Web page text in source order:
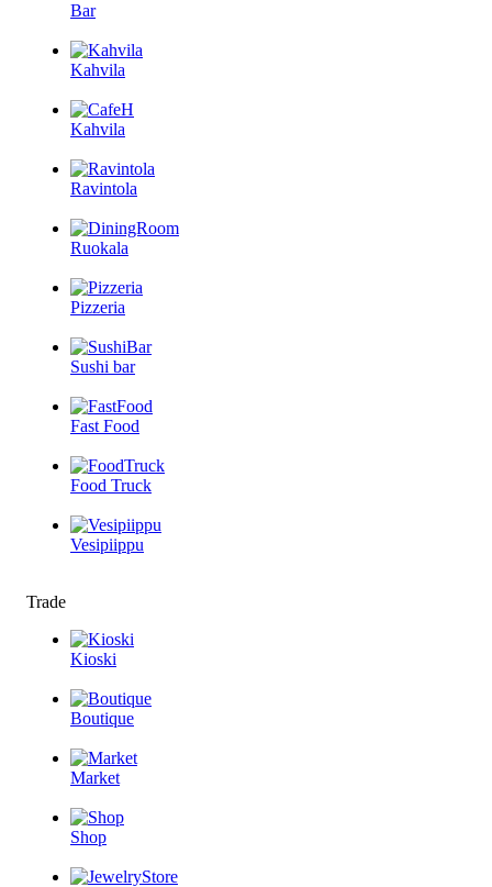
Bar
Kahvila
Kahvila
Ravintola
Ruokala
Pizzeria
Sushi bar
Fast Food
Food Truck
Vesipiippu
Trade
Kioski
Boutique
Market
Shop